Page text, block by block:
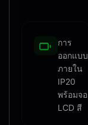
การ
ออกแบบ
ภายใน
IP20
พร้อมจอ
LCD สี